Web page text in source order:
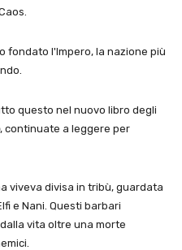
fondato l'Impero, la nazione più
questo nel nuovo libro degli
, continuate a leggere per
viveva divisa in tribù, guardata
e Nani. Questi barbari
vita oltre una morte